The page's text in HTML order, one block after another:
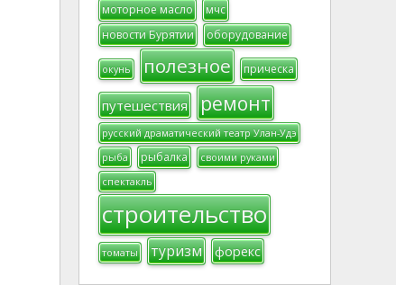
моторное масло
мчс
новости Бурятии
оборудование
окунь полезное прическа
путешествия ремонт
русский драматический театр Улан-Удэ
рыба
рыбалка
своими руками
спектакль
строительство
томаты туризм форекс